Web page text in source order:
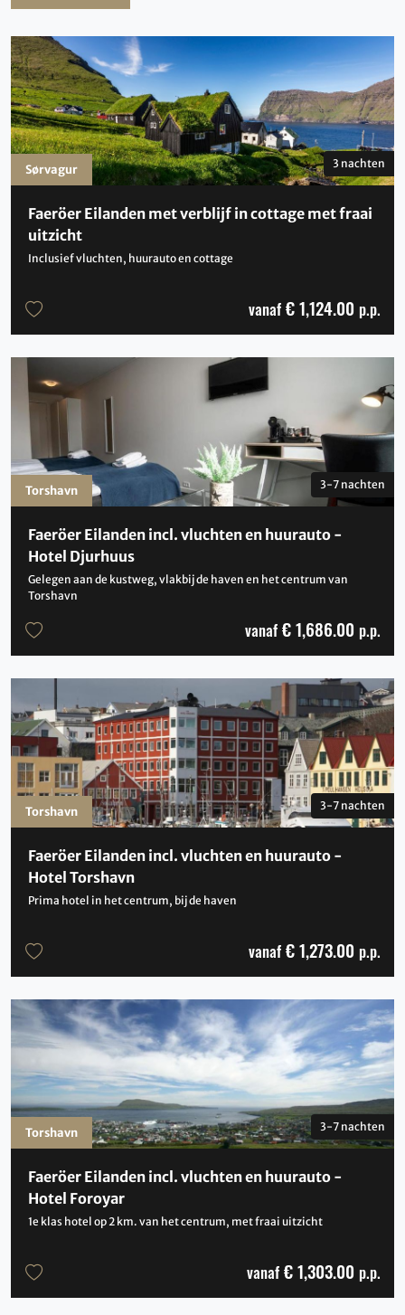
Faeröer Eilanden met verblijf in cottage met fraai
uitzicht
Inclusief vluchten, huurauto en cottage
3 nachten
vanaf € 1,124.00 p.p.
Sørvagur
Faeröer Eilanden incl. vluchten en huurauto -
Hotel Djurhuus
Gelegen aan de kustweg, vlakbij de haven en het centrum van
Torshavn
3-7 nachten
vanaf € 1,686.00 p.p.
Torshavn
Faeröer Eilanden incl. vluchten en huurauto -
Hotel Torshavn
Prima hotel in het centrum, bij de haven
3-7 nachten
vanaf € 1,273.00 p.p.
Torshavn
Faeröer Eilanden incl. vluchten en huurauto -
Hotel Foroyar
1e klas hotel op 2 km. van het centrum, met fraai uitzicht
3-7 nachten
vanaf € 1,303.00 p.p.
Torshavn